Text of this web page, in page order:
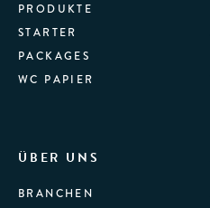
PRODUKTE
STARTER
PACKAGES
WC PAPIER
ÜBER UNS
BRANCHEN